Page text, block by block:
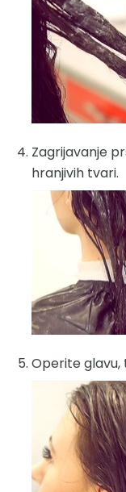
Zagrijavanje
hranjivih tvari.
Operite glavu,